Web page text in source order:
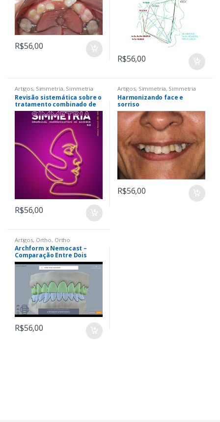
esquelética
R$56,00
R$56,00
Artigos, Simmetria, Simmetria
Revisão sistemática sobre o
tratamento combinado de
ácido hialurônico e toxina
botulínica “A” na
harmonização facial
R$56,00
Artigos, Simmetria, Simmetria
Harmonizando face e
sorriso
R$56,00
Artigos, Ortho, Ortho
Archform x Nemocast –
Comparação Entre Dois
Softwares Ortodônticos
R$56,00